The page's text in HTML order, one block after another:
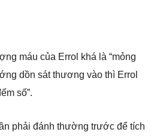
máu của Errol khá là “mỏng
dồn sát thương vào thì Errol
số”.
phải đánh thường trước để tích